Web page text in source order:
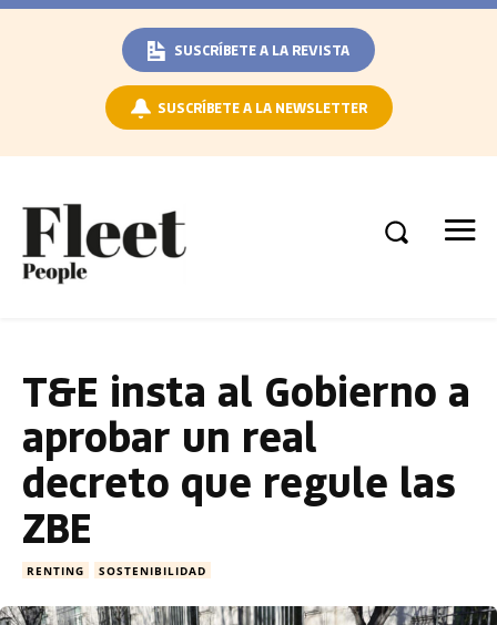
SUSCRÍBETE A LA REVISTA
SUSCRÍBETE A LA NEWSLETTER
T&E insta al Gobierno a
aprobar un real
decreto que regule las
ZBE
RENTING SOSTENIBILIDAD